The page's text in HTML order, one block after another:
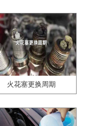
火花塞更换周期